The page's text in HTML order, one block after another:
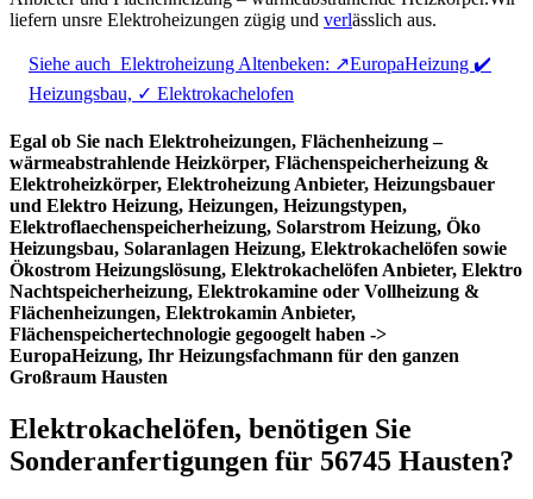
liefern unsre Elektroheizungen zügig und verlässlich aus.
Siehe auch Elektroheizung Altenbeken: ↗️EuropaHeizung ✔️
Heizungsbau, ✓ Elektrokachelofen
Egal ob Sie nach Elektroheizungen, Flächenheizung –
wärmeabstrahlende Heizkörper, Flächenspeicherheizung &
Elektroheizkörper, Elektroheizung Anbieter, Heizungsbauer
und Elektro Heizung, Heizungen, Heizungstypen,
Elektroflaechenspeicherheizung, Solarstrom Heizung, Öko
Heizungsbau, Solaranlagen Heizung, Elektrokachelöfen sowie
Ökostrom Heizungslösung, Elektrokachelöfen Anbieter, Elektro
Nachtspeicherheizung, Elektrokamine oder Vollheizung &
Flächenheizungen, Elektrokamin Anbieter,
Flächenspeichertechnologie gegoogelt haben ->
EuropaHeizung, Ihr Heizungsfachmann für den ganzen
Großraum Hausten
Elektrokachelöfen, benötigen Sie
Sonderanfertigungen für 56745 Hausten?